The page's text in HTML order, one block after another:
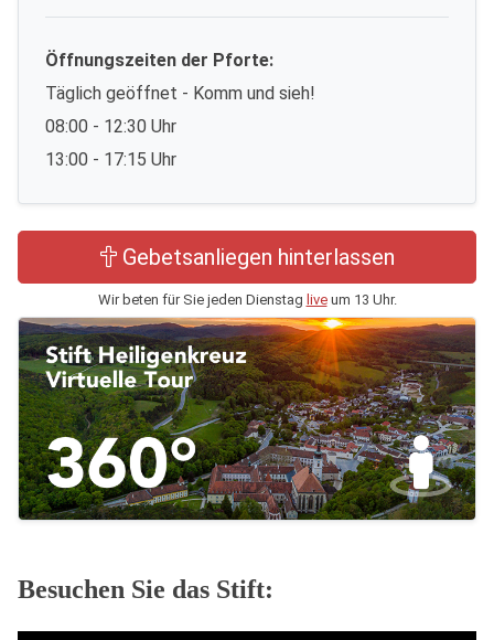
Öffnungszeiten der Pforte:
Täglich geöffnet - Komm und sieh!
08:00 - 12:30 Uhr
13:00 - 17:15 Uhr
Gebetsanliegen hinterlassen
Wir beten für Sie jeden Dienstag liveum 13 Uhr.
Besuchen Sie das Stift: